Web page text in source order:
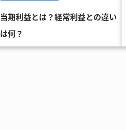
当期利益とは？経常利益との違い
は何？